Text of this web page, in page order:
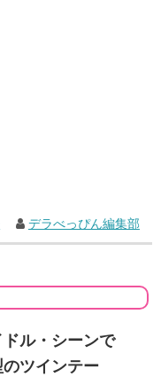
デラべっぴん編集部
ル・シーンで
ツインテー